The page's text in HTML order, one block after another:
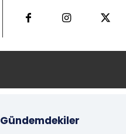
Gündemdekiler